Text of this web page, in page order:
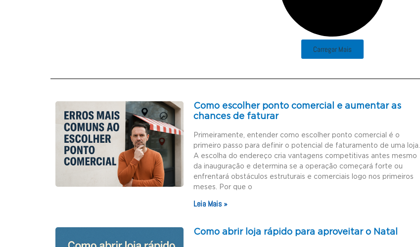
Carregar Mais
Como escolher ponto comercial e aumentar as
chances de faturar
Primeiramente, entender como escolher ponto comercial é o
primeiro passo para definir o potencial de faturamento de uma loja.
A escolha do endereço cria vantagens competitivas antes mesmo
da inauguração e determina se a operação começará forte ou
enfrentará obstáculos estruturais e comerciais logo nos primeiros
meses. Por que o
Leia Mais »
Como abrir loja rápido para aproveitar o Natal